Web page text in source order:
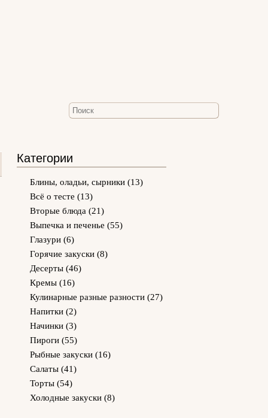
Категории
Блины, оладьи, сырники(13)
Всё о тесте (13)
Вторые блюда (21)
Выпечка и печенье (55)
Глазури(6)
Горячие закуски(8)
Десерты(46)
Кремы(16)
Кулинарные разные разности(27)
Напитки(2)
Начинки(3)
Пироги(55)
Рыбные закуски(16)
Салаты(41)
Торты(54)
Холодные закуски(8)